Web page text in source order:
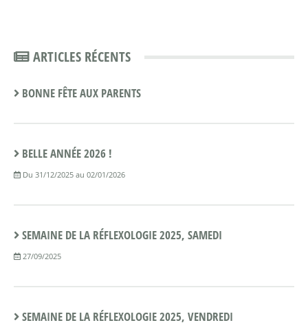
ARTICLES RÉCENTS
BONNE FÊTE AUX PARENTS
BELLE ANNÉE 2026 !
Du 31/12/2025 au 02/01/2026
SEMAINE DE LA RÉFLEXOLOGIE 2025, SAMEDI
27/09/2025
SEMAINE DE LA RÉFLEXOLOGIE 2025, VENDREDI